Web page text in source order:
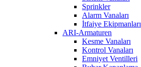
Sprinkler
Alarm Vanaları
İtfaiye Ekipmanları
ARI-Armaturen
Kesme Vanaları
Kontrol Vanaları
Emniyet Ventilleri